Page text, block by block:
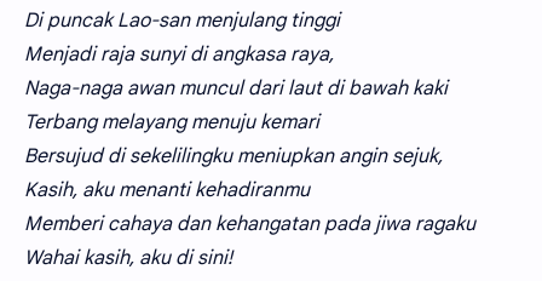
Di puncak Lao-san menjulang tinggi
Menjadi raja sunyi di angkasa raya,
Naga-naga awan muncul dari laut di bawah kaki
Terbang melayang menuju kemari
Bersujud di sekelilingku meniupkan angin sejuk,
Kasih, aku menanti kehadiranmu
Memberi cahaya dan kehangatan pada jiwa ragaku
Wahai kasih, aku di sini!